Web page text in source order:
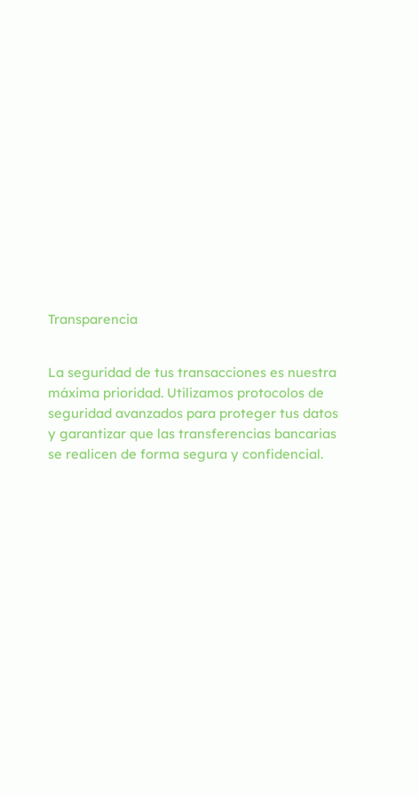
Transparencia
La seguridad de tus transacciones es nuestra
máxima prioridad. Utilizamos protocolos de
seguridad avanzados para proteger tus datos
y garantizar que las transferencias bancarias
se realicen de forma segura y confidencial.